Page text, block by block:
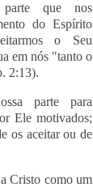
que nos
do Espírito
o Seu
em nós "tanto o
2:13).
parte para
Ele motivados;
os aceitar ou de
Cristo como um